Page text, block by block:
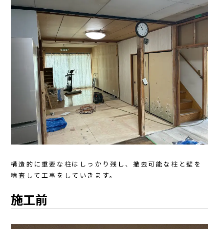
構造的に重要な柱はしっかり残し、撤去可能な柱と壁を
精査して工事をしていきます。
施工前